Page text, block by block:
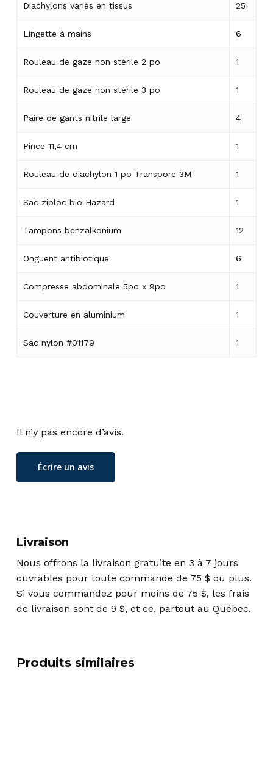
Diachylons variés en tissus 25
Lingette à mains 6
Rouleau de gaze non stérile 2 po 1
Rouleau de gaze non stérile 3 po 1
Paire de gants nitrile large 4
Pince 11,4 cm 1
Rouleau de diachylon 1 po Transpore 3M 1
Sac ziploc bio Hazard 1
Tampons benzalkonium 12
Onguent antibiotique 6
Compresse abdominale 5po x 9po 1
Couverture en aluminium 1
Sac nylon #01179 1
Il n’y pas encore d’avis.
Écrire un avis
Livraison
Nous offrons la livraison gratuite en 3 à 7 jours
ouvrables pour toute commande de 75 $ ou plus.
Si vous commandez pour moins de 75 $, les frais
de livraison sont de 9 $, et ce, partout au Québec.
Produits similaires